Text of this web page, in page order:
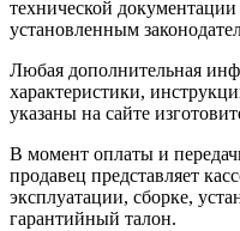
технической
установленным
Любая дополнительная
характеристики,
указаны на сайте
В момент оплаты и
продавец представляет
эксплуатации, сборке,
гарантийный талон.